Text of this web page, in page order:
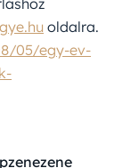
oldalra.
05/egy-ev-
zene